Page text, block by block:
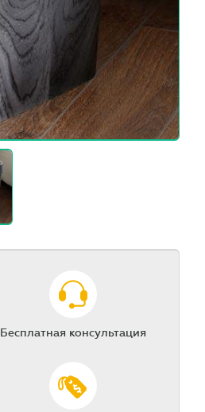
Бесплатная консультация